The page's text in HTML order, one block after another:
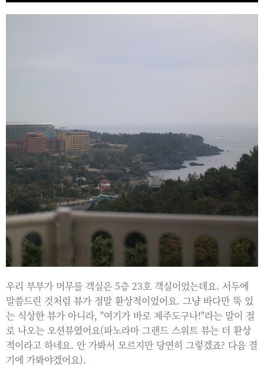
우리 부부가 머무를 객실은 5층 23호 객실이었는데요. 서두에
말씀드린 것처럼 뷰가 정말 환상적이었어요. 그냥 바다만 뚝 있
는 식상한 뷰가 아니라, "여기가 바로 제주도구나!"라는 말이 절
로 나오는 오션뷰였어요(파노라마 그랜드 스위트 뷰는 더 환상
적이라고 하네요. 안 가봐서 모르지만 당연히 그렇겠죠? 다음 결
기에 가봐야겠어요).